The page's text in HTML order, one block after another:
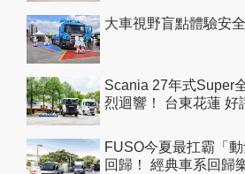
大車視野盲點體驗安
Scania 27年式Super
烈迴響！ 台東花蓮 好
FUSO今夏最扛霸「
回歸！ 經典車系回歸